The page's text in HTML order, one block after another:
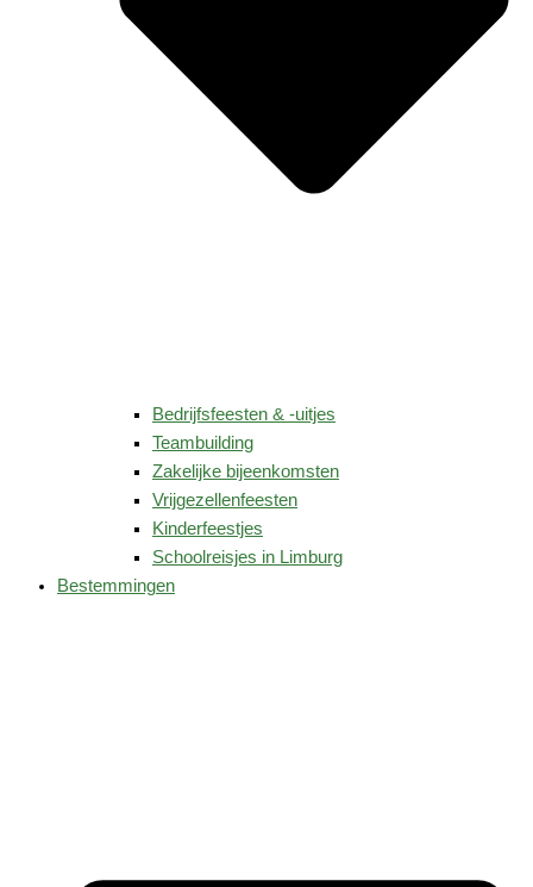
Bedrijfsfeesten & -uitjes
Teambuilding
Zakelijke bijeenkomsten
Vrijgezellenfeesten
Kinderfeestjes
Schoolreisjes in Limburg
Bestemmingen